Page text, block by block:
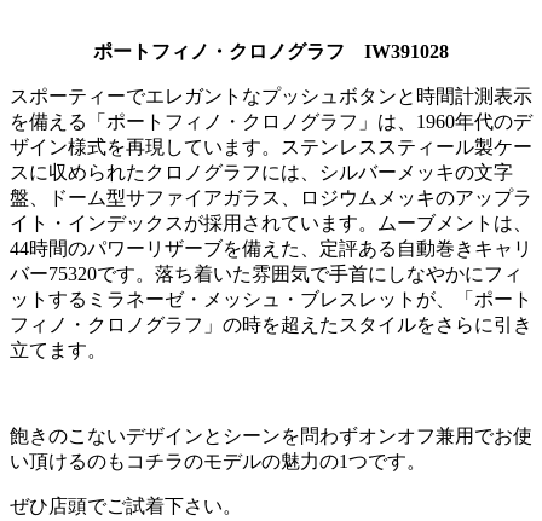
ポートフィノ・クロノグラフ IW391028
スポーティーでエレガントなプッシュボタンと時間計測表示
を備える「ポートフィノ・クロノグラフ」は、1960年代のデ
ザイン様式を再現しています。ステンレススティール製ケー
スに収められたクロノグラフには、シルバーメッキの文字
盤、ドーム型サファイアガラス、ロジウムメッキのアップラ
イト・インデックスが採用されています。ムーブメントは、
44時間のパワーリザーブを備えた、定評ある自動巻きキャリ
バー75320です。落ち着いた雰囲気で手首にしなやかにフィ
ットするミラネーゼ・メッシュ・ブレスレットが、「ポート
フィノ・クロノグラフ」の時を超えたスタイルをさらに引き
立てます。
飽きのこないデザインとシーンを問わずオンオフ兼用でお使
い頂けるのもコチラのモデルの魅力の1つです。
ぜひ店頭でご試着下さい。